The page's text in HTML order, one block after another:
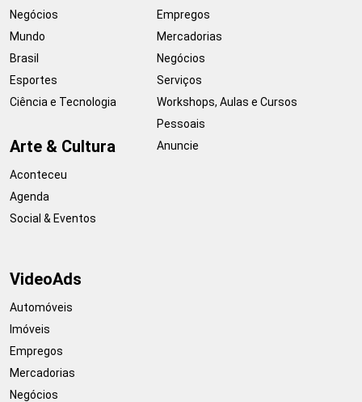
Negócios
Mundo
Brasil
Esportes
Ciência e Tecnologia
Arte & Cultura
Aconteceu
Agenda
Social & Eventos
Empregos
Mercadorias
Negócios
Serviços
Workshops, Aulas e Cursos
Pessoais
Anuncie
VideoAds
Automóveis
Imóveis
Empregos
Mercadorias
Negócios